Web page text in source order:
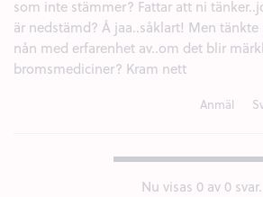
som inte stämmer? Fattar att ni
är nedstämd? Å jaa..såklart! Men
nån med erfarenhet av..om det blir
bromsmediciner? Kram nett
Anmäl
Nu visas 0 av 0 svar.